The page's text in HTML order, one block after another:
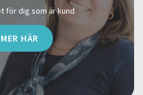
för dig som är kund
HÄR